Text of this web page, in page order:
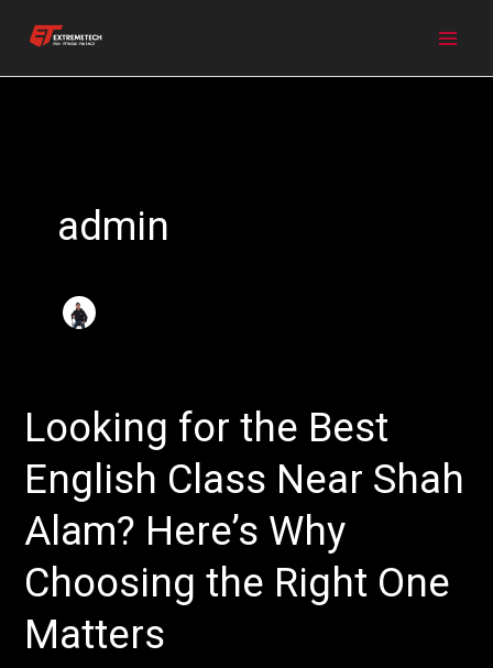
content
admin
Looking for the Best
English Class Near Shah
Alam? Here’s Why
Choosing the Right One
Matters
Looking
for
the
English
Class
Near
Shah
Alam?